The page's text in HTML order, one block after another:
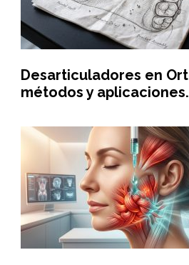
Desarticuladores en
métodos y aplicaciones.